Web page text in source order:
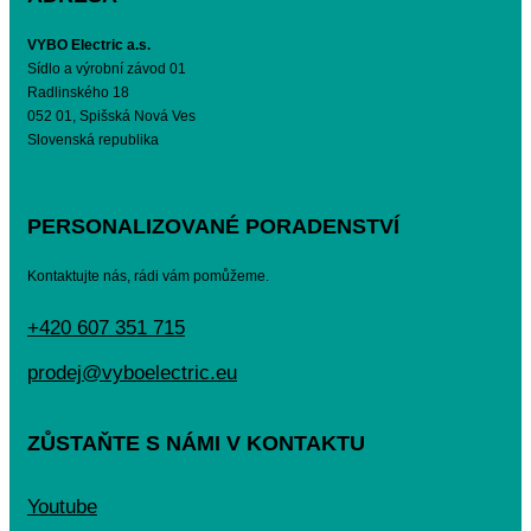
VYBO Electric a.s.
Sídlo a výrobní závod 01
Radlinského 18
052 01, Spišská Nová Ves
Slovenská republika
PERSONALIZOVANÉ PORADENSTVÍ
Kontaktujte nás, rádi vám pomůžeme.
+420 607 351 715
prodej@vyboelectric.eu
ZŮSTAŇTE S NÁMI V KONTAKTU
Youtube